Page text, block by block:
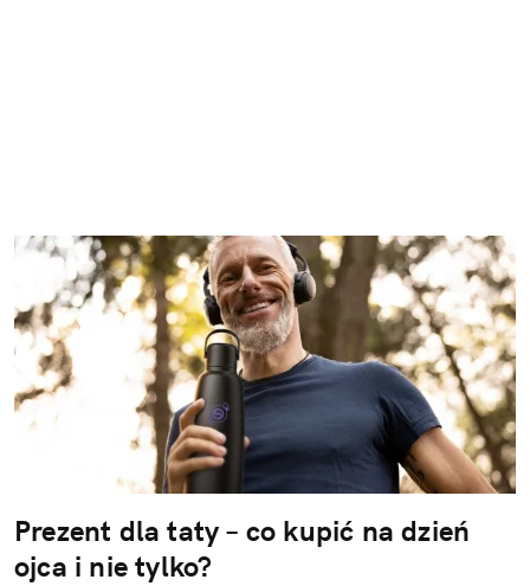
Prezent dla taty – co kupić na dzień
ojca i nie tylko?